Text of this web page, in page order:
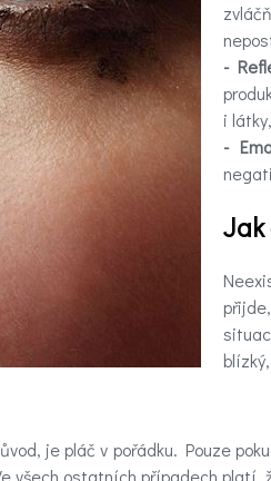
-
i
-
Jak
blízký,
je pláč v pořádku. Pouze